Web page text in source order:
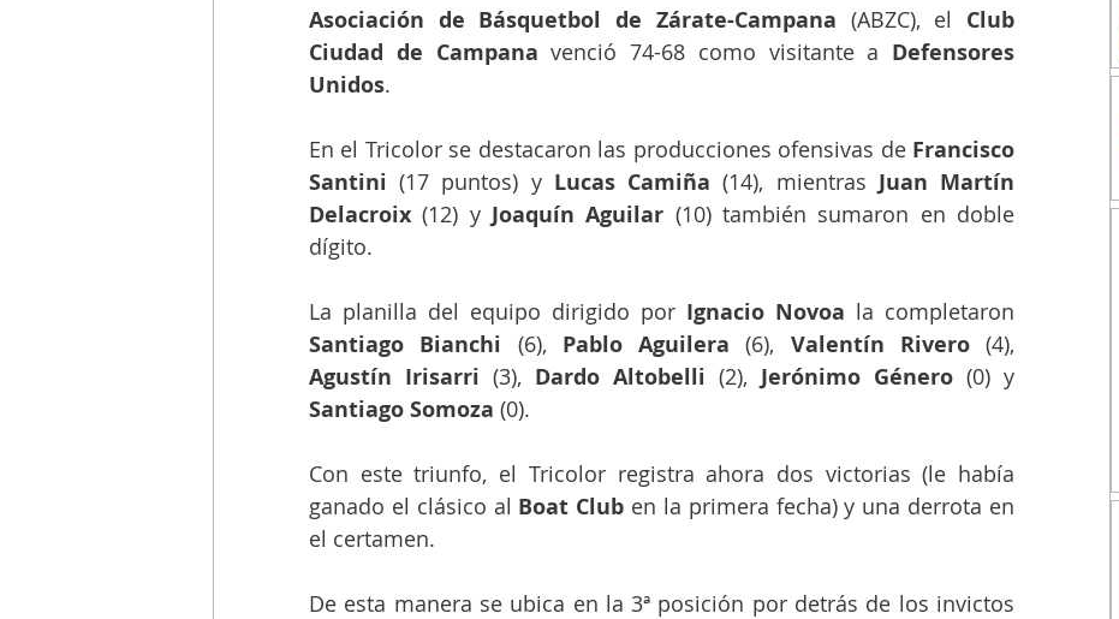
Asociación de Básquetbol de Zárate-Campana (ABZC), el
Club
Ciudad de Campana venció 74-68 como visitante a Defensores
Unidos.
En el Tricolor se destacaron las producciones ofensivas de Francisco
Santini (17 puntos) y Lucas Camiña (14), mientras Juan Martín
Delacroix (12) y Joaquín Aguilar (10) también sumaron en doble
dígito.
La planilla del equipo dirigido por Ignacio Novoa
Santiago Bianchi (6), Pablo Aguilera (6), Valentín Rivero
Agustín Irisarri (3), Dardo Altobelli (2), Jerónimo Género
Santiago Somoza (0).
Con este triunfo, el Tricolor registra ahora dos victorias (le había
ganado el clásico al Boat Club en la primera fecha) y una derrota en
el certamen.
De esta manera se ubica en la 3ª posición por detrás de los invictos